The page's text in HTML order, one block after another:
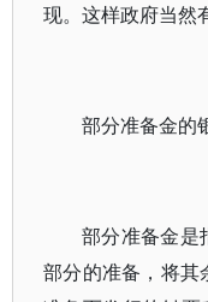
现。这样政府当然
部分准备金的
部分准备金是
部分的准备，将其